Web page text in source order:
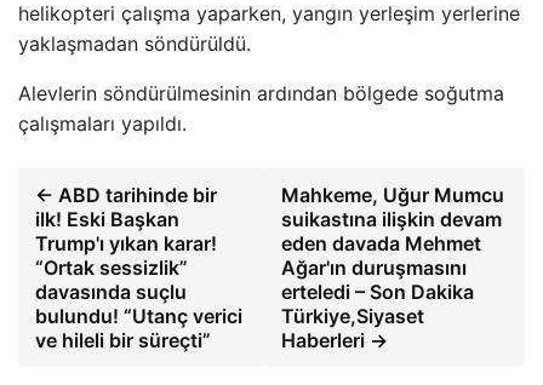
helikopteri çalışma yaparken, yangın yerleşim yerlerine
yaklaşmadan söndürüldü.
Alevlerin söndürülmesinin ardından bölgede soğutma
çalışmaları yapıldı.
← ABD tarihinde bir
ilk! Eski Başkan
Trump'ı yıkan karar!
“Ortak sessizlik”
davasında suçlu
bulundu! “Utanç verici
ve hileli bir süreçti”
Mahkeme, Uğur Mumcu
suikastına ilişkin devam
eden davada Mehmet
Ağar'ın duruşmasını
erteledi – Son Dakika
Türkiye,Siyaset
Haberleri →